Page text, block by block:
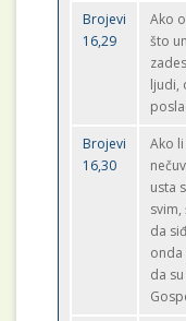
Brojevi
16,29
Ako
što
ljudi,
Brojevi
16,30
Ako
usta
da
da